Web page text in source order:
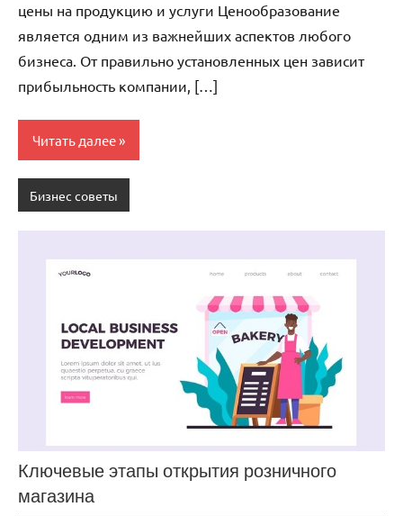
цены на продукцию и услуги Ценообразование
является одним из важнейших аспектов любого
бизнеса. От правильно установленных цен зависит
прибыльность компании, […]
Читать далее
Бизнес советы
Ключевые этапы открытия розничного
магазина